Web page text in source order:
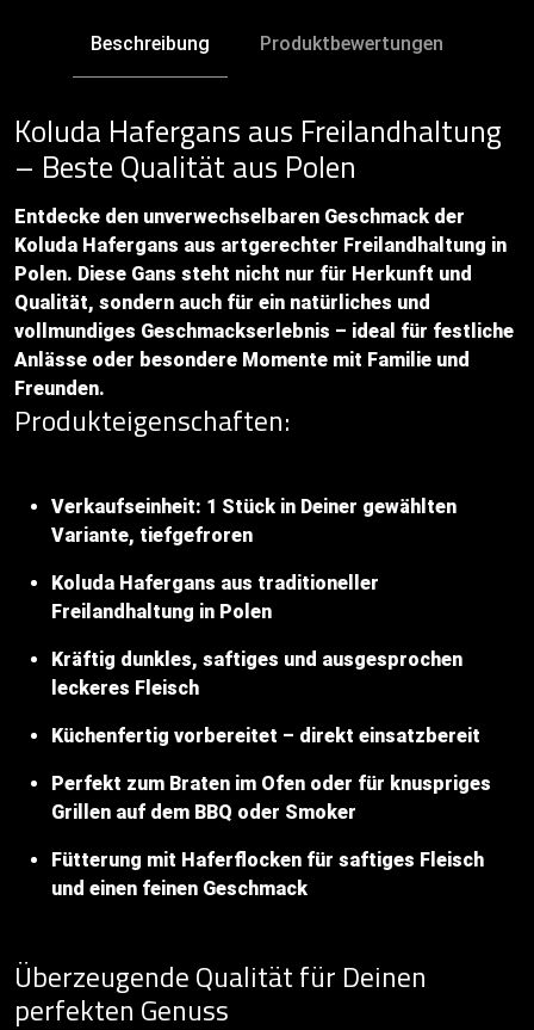
Beschreibung Produktbewertungen
Koluda Hafergans aus Freilandhaltung
– Beste Qualität aus Polen
Entdecke den unverwechselbaren Geschmack der
Koluda Hafergans aus artgerechter Freilandhaltung in
Polen. Diese Gans steht nicht nur für Herkunft und
Qualität, sondern auch für ein natürliches und
vollmundiges Geschmackserlebnis – ideal für festliche
Anlässe oder besondere Momente mit Familie und
Freunden.
Produkteigenschaften:
Verkaufseinheit: 1 Stück in Deiner gewählten
Variante, tiefgefroren
Koluda Hafergans aus traditioneller
Freilandhaltung in Polen
Kräftig dunkles, saftiges und ausgesprochen
leckeres Fleisch
Küchenfertig vorbereitet – direkt einsatzbereit
Perfekt zum Braten im Ofen oder für knuspriges
Grillen auf dem BBQ oder Smoker
Fütterung mit Haferflocken für saftiges Fleisch
und einen feinen Geschmack
Überzeugende Qualität für Deinen
perfekten Genuss